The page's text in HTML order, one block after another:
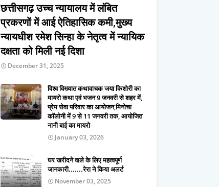
छत्तीसगढ़ उच्च न्यायालय में लंबित
प्रकरणों में आई ऐतिहासिक कमी,मुख्य
न्यायधीश रमेश सिन्हा के नेतृत्व में न्यायिक
दक्षता को मिली नई दिशा
December 31, 2025
विश्व विख्यात कथावाचक जया किशोरी का
मायरो कथा एवं भजन 9 जनवरी से शहर में,
प्रेम सेवा परिवार का आयोजन,मिनोचा
कॉलोनी में 9 से 11 जनवरी तक, आयोजित
नानी बाई का मायरो
January 03, 2026
घर खरीदने वाले के लिए महत्वपूर्ण
जानकारी.......रेरा ने किया अलर्ट
November 03, 2025